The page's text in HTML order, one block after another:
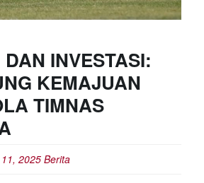
INVESTASI:
KEMAJUAN
TIMNAS
2025 Berita